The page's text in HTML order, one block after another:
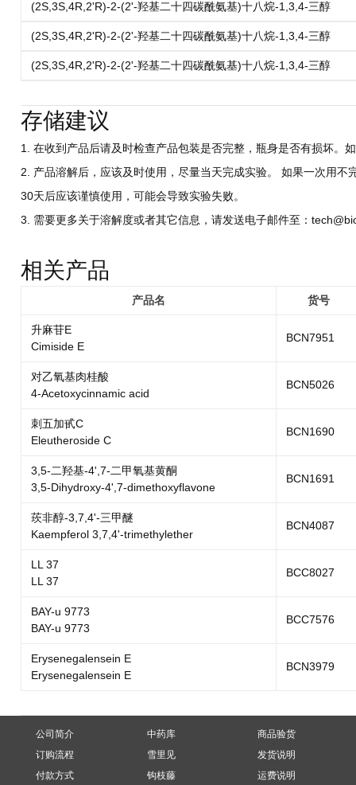
(2S,3S,4R,2'R)-2-(2'-羟基二十四碳酰氨基)十八烷-1,3,4-三醇
(2S,3S,4R,2'R)-2-(2'-羟基二十四碳酰氨基)十八烷-1,3,4-三醇
(2S,3S,4R,2'R)-2-(2'-羟基二十四碳酰氨基)十八烷-1,3,4-三醇
存储建议
1. 在收到产品后请及时检查产品包装是否完整，瓶身是否有损坏。
2. 产品溶解后，应该及时使用，尽量当天完成实验。 如果一次用
30天后应该谨慎使用，可能会导致实验失败。
3. 需要更多关于溶解度或者其它信息，请发送电子邮件至：
相关产品
产品名 货号
升麻苷E
Cimiside E
BCN7951
对乙氧基肉桂酸
4-Acetoxycinnamic acid
BCN5026
刺五加甙C
Eleutheroside C
BCN1690
3,5-二羟基-4',7-二甲氧基黄酮
3,5-Dihydroxy-4',7-dimethoxyflavone
BCN1691
莰非醇-3,7,4'-三甲醚
Kaempferol 3,7,4'-trimethylether
BCN4087
LL 37
LL 37
BCC8027
BAY-u 9773
BAY-u 9773
BCC7576
Erysenegalensein E
Erysenegalensein E
BCN3979
公司简介
订购流程
付款方式
中药库
雪里见
钩枝藤
商品验货
发货说明
运费说明